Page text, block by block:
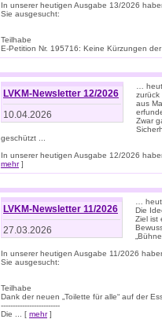
In unserer heutigen Ausgabe 13/2026
Sie ausgesucht:
Teilhabe
E-Petition Nr. 195716: Keine Kürzungen
LVKM-Newsletter 12/2026
10.04.2026
…
zurück
aus
Zwar
geschützt ...
In unserer heutigen Ausgabe 12/2026
mehr]
LVKM-Newsletter 11/2026
27.03.2026
…
Die
Ziel ist
In unserer heutigen Ausgabe 11/2026
Sie ausgesucht:
Teilhabe
Dank der neuen „Toilette für alle“ auf der
-------------------------
Die ... [ mehr]